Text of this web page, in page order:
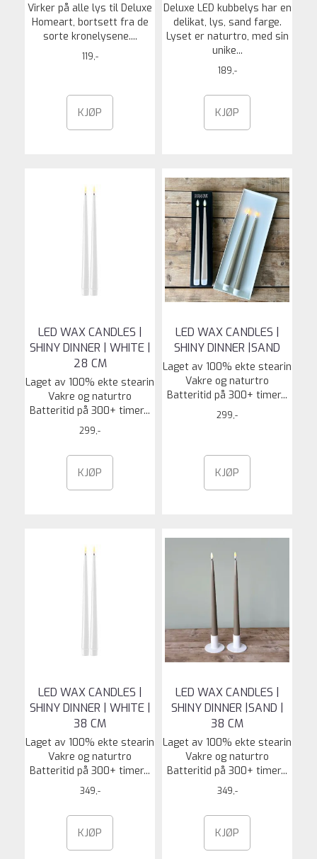
Virker på alle lys til Deluxe
Homeart, bortsett fra de
sorte kronelysene....
119,-
KJØP
Deluxe LED kubbelys har en
delikat, lys, sand farge.
Lyset er naturtro, med sin
unike...
189,-
KJØP
LED WAX CANDLES |
SHINY DINNER | WHITE |
28 CM
Laget av 100% ekte stearin
Vakre og naturtro
Batteritid på 300+ timer...
299,-
KJØP
LED WAX CANDLES |
SHINY DINNER |SAND
Laget av 100% ekte stearin
Vakre og naturtro
Batteritid på 300+ timer...
299,-
KJØP
LED WAX CANDLES |
SHINY DINNER | WHITE |
38 CM
Laget av 100% ekte stearin
Vakre og naturtro
Batteritid på 300+ timer...
349,-
KJØP
LED WAX CANDLES |
SHINY DINNER |SAND |
38 CM
Laget av 100% ekte stearin
Vakre og naturtro
Batteritid på 300+ timer...
349,-
KJØP